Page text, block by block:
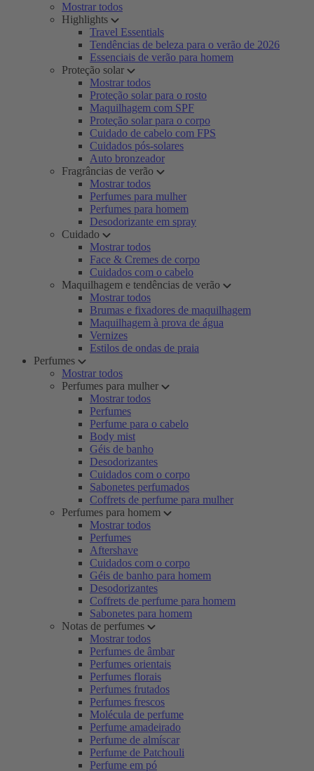
Mostrar todos
Highlights
Travel Essentials
Tendências de beleza para o verão de 2026
Essenciais de verão para homem
Proteção solar
Mostrar todos
Proteção solar para o rosto
Maquilhagem com SPF
Proteção solar para o corpo
Cuidado de cabelo com FPS
Cuidados pós-solares
Auto bronzeador
Fragrâncias de verão
Mostrar todos
Perfumes para mulher
Perfumes para homem
Desodorizante em spray
Cuidado
Mostrar todos
Face & Cremes de corpo
Cuidados com o cabelo
Maquilhagem e tendências de verão
Mostrar todos
Brumas e fixadores de maquilhagem
Maquilhagem à prova de água
Vernizes
Estilos de ondas de praia
Perfumes
Mostrar todos
Perfumes para mulher
Mostrar todos
Perfumes
Perfume para o cabelo
Body mist
Géis de banho
Desodorizantes
Cuidados com o corpo
Sabonetes perfumados
Coffrets de perfume para mulher
Perfumes para homem
Mostrar todos
Perfumes
Aftershave
Cuidados com o corpo
Géis de banho para homem
Desodorizantes
Coffrets de perfume para homem
Sabonetes para homem
Notas de perfumes
Mostrar todos
Perfumes de âmbar
Perfumes orientais
Perfumes florais
Perfumes frutados
Perfumes frescos
Molécula de perfume
Perfume amadeirado
Perfume de almíscar
Perfume de Patchouli
Perfume em pó